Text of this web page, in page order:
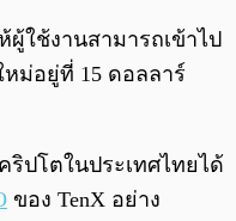
ใช้งานสามารถเข้าไป
ม่อยู่ที่ 15 ดอลลาร์
ริปโตในประเทศไทยได้
ของ TenX อย่าง